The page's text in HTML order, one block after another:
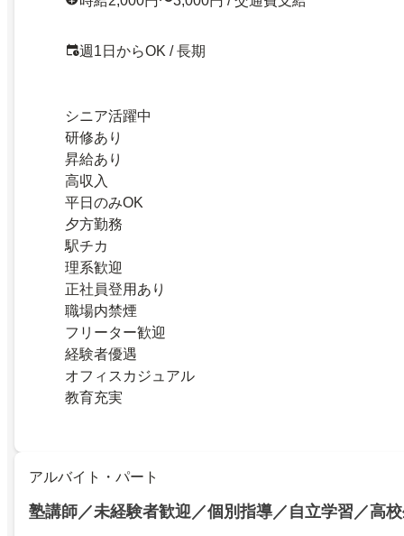
週1日からOK / 長期
シニア活躍中
研修あり
昇給あり
高収入
平日のみOK
夕方勤務
駅チカ
理系歓迎
正社員登用あり
職場内禁煙
フリーター歓迎
経験者優遇
オフィスカジュアル
教育充実
アルバイト・パート
塾講師／未経験者歓迎／個別指導／自立学習／高